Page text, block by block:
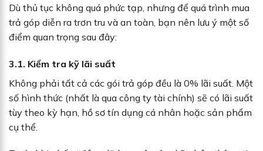
Dù thủ tục không quá phức tạp, nhưng để quá trình mua
trả góp diễn ra trơn tru và an toàn, bạn nên lưu ý một số
điểm quan trọng sau đây:
3.1. Kiểm tra kỹ lãi suất
Không phải tất cả các gói trả góp đều là 0% lãi suất. Một
số hình thức (nhất là qua công ty tài chính) sẽ có lãi suất
tùy theo kỳ hạn, hồ sơ tín dụng cá nhân hoặc sản phẩm
cụ thể.